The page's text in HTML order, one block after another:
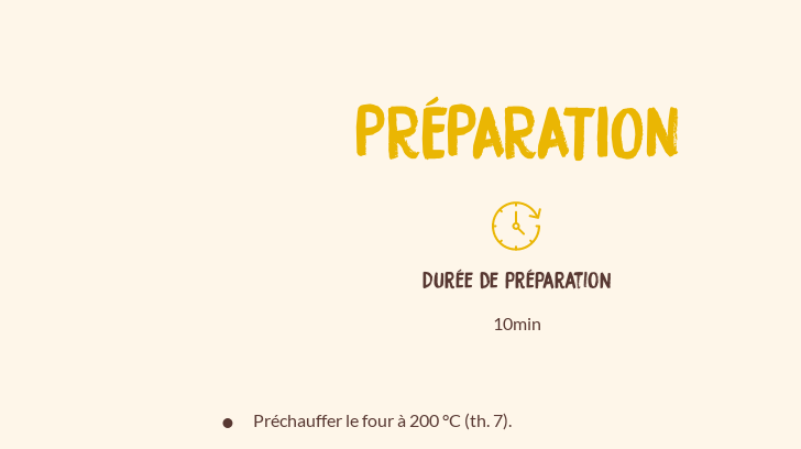
PRÉPARATION
Durée de préparation
10min
Préchauffer le four à 200 °C (th. 7).